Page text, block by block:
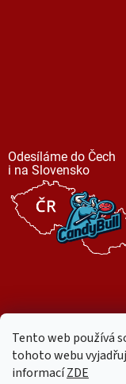
Tento web používá
tohoto webu
informacíZDE
Odesíláme do Čech
i na Slovensko